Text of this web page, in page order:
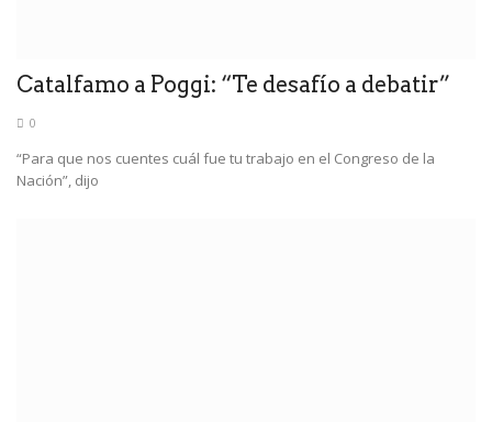
Catalfamo a Poggi: “Te desafío a debatir”
0
“Para que nos cuentes cuál fue tu trabajo en el Congreso de la
Nación”, dijo